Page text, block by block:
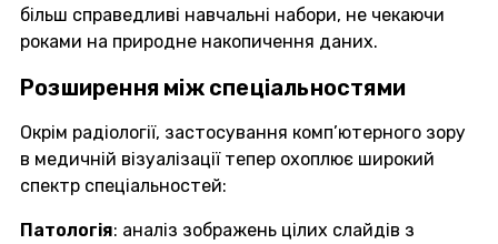
більш справедливі навчальні набори, не чекаючи
роками на природне накопичення даних.
Розширення між спеціальностями
Окрім радіології, застосування комп’ютерного зору
в медичній візуалізації тепер охоплює широкий
спектр спеціальностей:
Патологія: аналіз зображень цілих слайдів з